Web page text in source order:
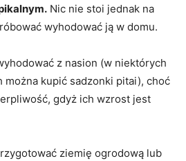
Nic nie stoi jednak na
wyhodować ją w domu.
z nasion (w niektórych
można kupić sadzonki pitai), choć
gdyż ich wzrost jest
ziemię ogrodową lub